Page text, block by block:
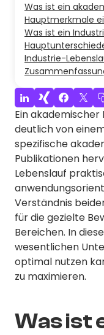
Was ist ein
Hauptmerkmale
Was ist ein
Industrie-
Ein
deutlich von
spezifische
Publikationen
Lebenslauf
Verständnis
für die gezielte
Bereichen. In
wesentlichen
optimal nutzen
zu maximieren.
Was ist